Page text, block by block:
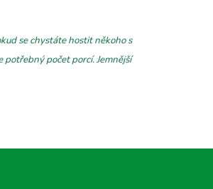
se chystáte hostit někoho s
počet porcí. Jemnější